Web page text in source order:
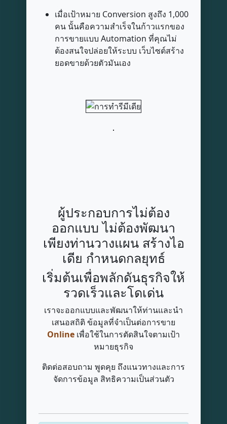
เมื่อเป้าหมาย Conversion สูงถึง 1,000
คน นั้นคือความสำเร็จในก้าวแรกของ
การขายแบบ Automation ที่คุณไม่
ต้องสนใจปล่อยให้ระบบ เว็บไซต์สร้าง
ยอดขายด้วยตัวมันเอง
ผู้ประกอบการไม่ต้อง
ออกแบบ ไม่ต้องพัฒนา
เพียงท่านวางแผน สร้างไอ
เดีย กำหนดกลยุทธ์
เริ่มต้นเพื่อพลักดันธุรกิจให้
รวดเร็วและโดเด่น
เราจะออกแบบและพัฒนาให้ท่านและนำ
เสนอสถิติ ข้อมูลที่จำเป็นต่อการขาย
Online เพื่อใช้ในการตัดสินใจตามเป้า
หมายธุรกิจ
ติดต่อสอบถาม พูดคุย ถึงแนวทางและการ
จัดการข้อมูล สิทธิความเป็นส่วนตัว